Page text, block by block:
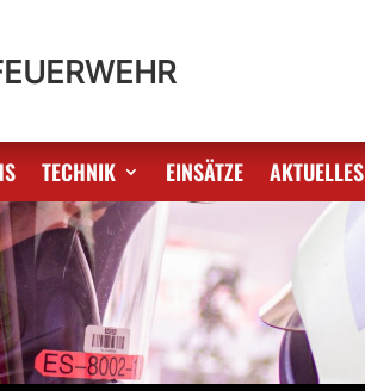
TECHNIK EINSÄTZE AKTUELLES